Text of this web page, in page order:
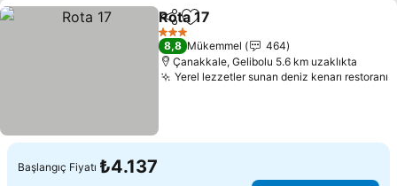
PaylaşFavorilerime ekle
Rota 17
3 Yıldız
8,8 Mükemmel
464
Çanakkale, Gelibolu 5.6 km uzaklıkta
Yerel lezzetler sunan deniz kenarı restoranı
Başlangıç Fiyatı ₺4.137